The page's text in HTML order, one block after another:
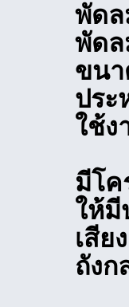
พัดล
พัดล
ขนา
ประ
ใช้ง
มีโค
ให้
เสีย
ถังก